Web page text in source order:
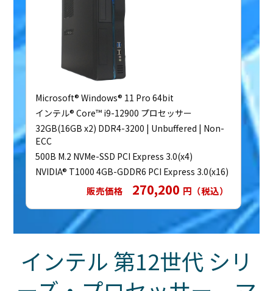
Microsoft® Windows® 11 Pro 64bit
インテル® Core™ i9-12900 プロセッサー
32GB(16GB x2) DDR4-3200 | Unbuffered | Non-
ECC
500B M.2 NVMe-SSD PCI Express 3.0(x4)
NVIDIA® T1000 4GB-GDDR6 PCI Express 3.0(x16)
販売価格 270,200 円（税込）
インテル 第12世代 シリ